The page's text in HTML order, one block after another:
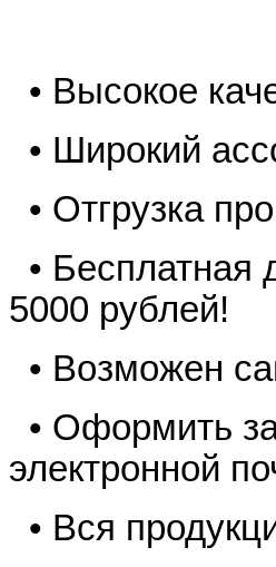
• Высокое
• Широкий
• Отгрузка
• Бесплатная
5000 рублей!
• Возможен
• Оформить
электронной
• Вся